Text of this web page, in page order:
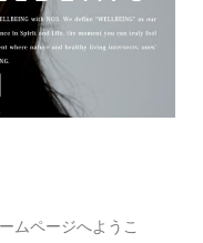
ムページへようこ